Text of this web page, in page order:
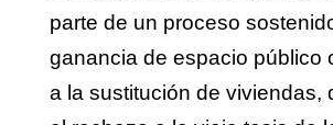
parte de un proceso
ganancia de espacio público
a la sustitución de viviendas,